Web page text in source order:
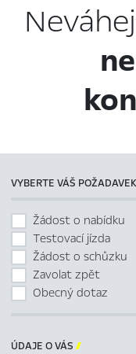
VYBERTE VÁŠ POŽADAVEK
Žádost o nabídku
Testovací jízda
Žádost o schůzku
Zavolat zpět
Obecný dotaz
ÚDAJE O VÁS 